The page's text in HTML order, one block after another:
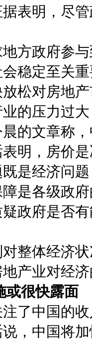
表明，尽
方政府参
稳定至关
松对房地
的压力过
的文章称
明，房价
是经济问
是各级政
政府是否
整体经济
产业对经
或很快露面
了中国的
，中国将